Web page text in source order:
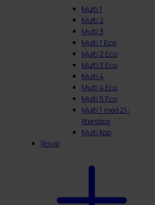
Multi 1
Multi 2
Multi 3
Multi 1 Eco
Multi 2 Eco
Multi 3 Eco
Multi 4
Multi 4 Eco
Multi 5 Eco
Multi 1 med 21-
litersbox
Multi Kop
Royal